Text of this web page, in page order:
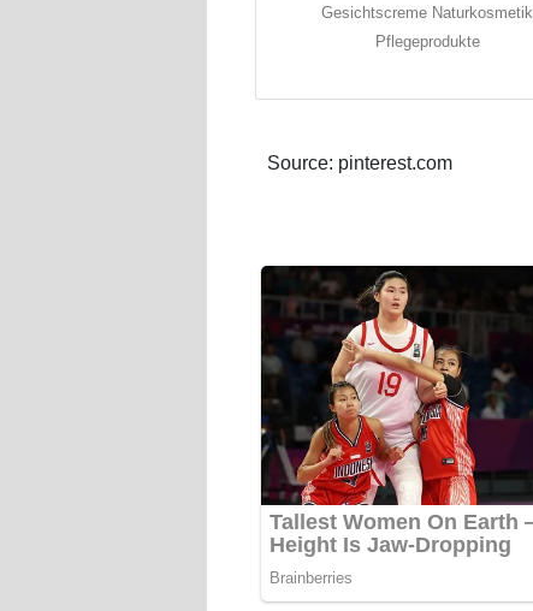
Gesichtscreme Naturkosmetik
Pflegeprodukte
Source: pinterest.com